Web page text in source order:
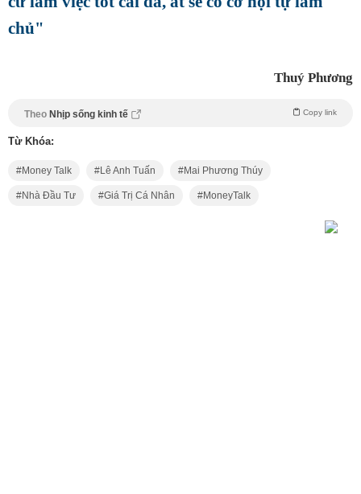
chủ"
Thuý Phương
Theo Nhịp sống kinh tế Copy link
Từ Khóa:
Money Talk Lê Anh Tuấn Mai Phương Thúy
Nhà Đầu Tư Giá Trị Cá Nhân MoneyTalk